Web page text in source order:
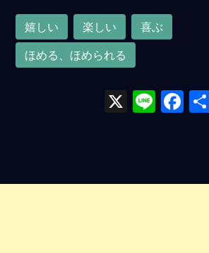
嬉しい 楽しい
喜ぶ
ほめる、ほめられる
X Li F
o